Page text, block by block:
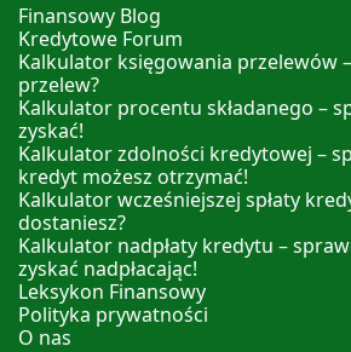
Finansowy Blog
Kredytowe Forum
Kalkulator księgowania przelewów
przelew?
Kalkulator procentu składanego –
zyskać!
Kalkulator zdolności kredytowej –
kredyt możesz otrzymać!
Kalkulator wcześniejszej spłaty
dostaniesz?
Kalkulator nadpłaty kredytu –
zyskać nadpłacając!
Leksykon Finansowy
Polityka prywatności
O nas